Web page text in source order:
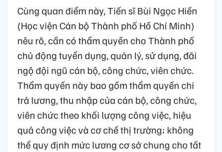
Cùng quan điểm này, Tiến sĩ Bùi Ngọc Hiền
(Học viện Cán bộ Thành phố Hồ Chí Minh)
nêu rõ, cần có thẩm quyền cho Thành phố
chủ động tuyển dụng, quản lý, sử dụng, đãi
ngộ đội ngũ cán bộ, công chức, viên chức.
Thẩm quyền này bao gồm thẩm quyền chi
trả lương, thu nhập của cán bộ, công chức,
viên chức theo khối lượng công việc, hiệu
quả công việc và cơ chế thị trường; không
thể quy định mức lương cơ sở chung cho tất